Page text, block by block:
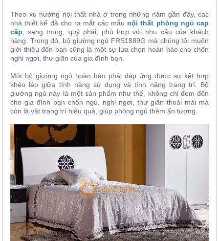
Theo xu hướng nội thất nhà ở trong những năm gần đây, các
nhà thiết kế đã cho ra mắt các mẫu nội thất phòng ngủ cap
cấp, sang trọng, quý phái, phù hợp với nhu cầu của khách
hàng. Trong đó, bộ giường ngủ FRS1889G mà chúng tôi muốn
giới thiệu đến bạn cũng là một sự lựa chọn hoàn hảo cho chốn
nghỉ ngơi, thư giãn của gia đình bạn.
Một bộ giường ngủ hoàn hảo phải đáp ứng được sự kết hợp
khéo léo giữa tính năng sử dụng và tính năng trang trí. Bộ
giường ngủ này là một sản phẩm như thế, không chỉ đem đến
cho gia đình bạn chốn ngủ, nghỉ ngơi, thư giãn thoải mái mà
còn là vật trang trí hiệu quả, giúp phòng ngủ thêm ấn tượng.